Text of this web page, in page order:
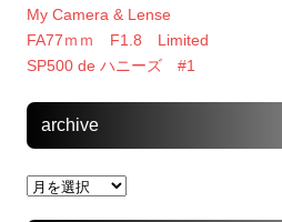
My Camera & Lense
FA77ｍｍ F1.8 Limited
SP500 de ハニーズ #1
archive
archive